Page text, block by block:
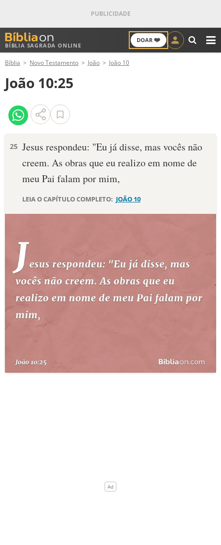
BÍBLIA SAGRADA ONLINE
DOAR ❤️
ANTIGO TESTAMENTO
NOVO TESTAMENTO
VERSÍCULOS
PALAVRA DO DIA
DEVOCIONAL DIÁRIO
10 MANDAMENTOS
ESTUDOS BÍBLICOS
TEMAS
TERMO BÍBLICO
Bíblia Novo Testamento João João 10
João 10:25
25 Jesus respondeu: "Eu já disse, mas vocês não
creem. As obras que eu realizo em nome de
meu Pai falam por mim,
LEIA O CAPÍTULO COMPLETO: JOÃO 10